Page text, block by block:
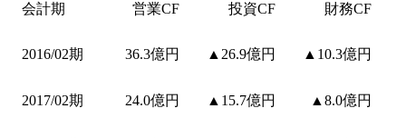
会計期 営業CF 投資CF 財務CF
2016/02期 36.3億円 ▲26.9億円 ▲10.3億円
2017/02期 24.0億円 ▲15.7億円 ▲8.0億円